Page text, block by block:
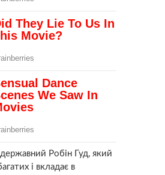
Робін Гуд, який
і вкладає в